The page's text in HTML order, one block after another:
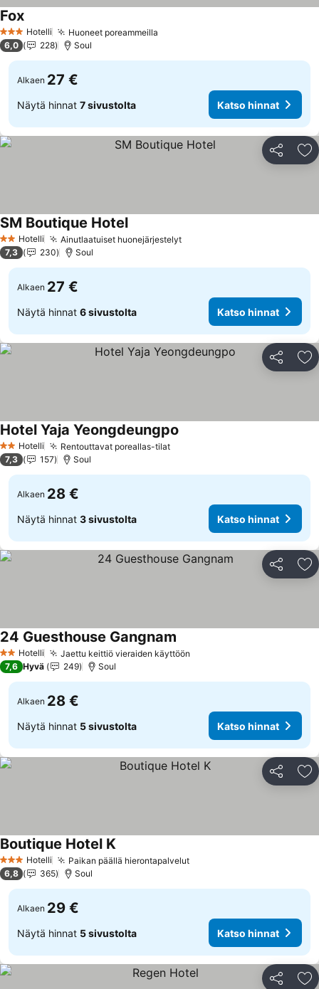
3 Tähtiluokitus
Hotelli Huoneet poreammeilla
Fox
6,0 228 Soul
Alkaen 27 €
Näytä hinnat 7 sivustolta Katso hinnat
Jaa
2 Tähtiluokitus
Hotelli Ainutlaatuiset huonejärjestelyt
SM Boutique Hotel
7,3 230 Soul
Alkaen 27 €
Näytä hinnat 6 sivustolta Katso hinnat
Jaa
2 Tähtiluokitus
Hotelli Rentouttavat poreallas-tilat
Hotel Yaja Yeongdeungpo
7,3 157 Soul
Alkaen 28 €
Näytä hinnat 3 sivustolta Katso hinnat
Jaa
2 Tähtiluokitus
Hotelli Jaettu keittiö vieraiden käyttöön
24 Guesthouse Gangnam
7,6 Hyvä 249 Soul
Alkaen 28 €
Näytä hinnat 5 sivustolta Katso hinnat
Jaa
3 Tähtiluokitus
Hotelli Paikan päällä hierontapalvelut
Boutique Hotel K
6,8 365 Soul
Alkaen 29 €
Näytä hinnat 5 sivustolta Katso hinnat
Jaa